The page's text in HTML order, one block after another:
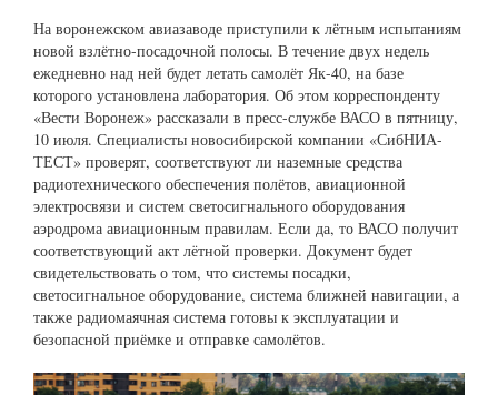
На воронежском авиазаводе приступили к лётным испытаниям
новой взлётно-посадочной полосы. В течение двух недель
ежедневно над ней будет летать самолёт Як-40, на базе
которого установлена лаборатория. Об этом корреспонденту
«Вести Воронеж» рассказали в пресс-службе ВАСО в пятницу,
10 июля. Специалисты новосибирской компании «СибНИА-
ТЕСТ» проверят, соответствуют ли наземные средства
радиотехнического обеспечения полётов, авиационной
электросвязи и систем светосигнального оборудования
аэродрома авиационным правилам. Если да, то ВАСО получит
соответствующий акт лётной проверки. Документ будет
свидетельствовать о том, что системы посадки,
светосигнальное оборудование, система ближней навигации, а
также радиомаячная система готовы к эксплуатации и
безопасной приёмке и отправке самолётов.